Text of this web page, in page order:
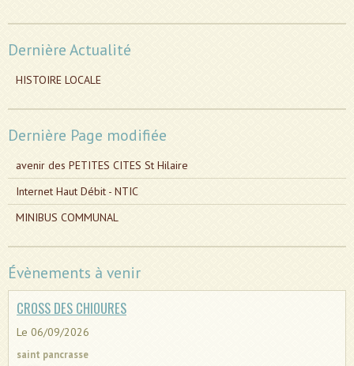
Dernière Actualité
HISTOIRE LOCALE
Dernière Page modifiée
avenir des PETITES CITES St Hilaire
Internet Haut Débit - NTIC
MINIBUS COMMUNAL
Évènements à venir
CROSS DES CHIOURES
Le 06/09/2026
saint pancrasse